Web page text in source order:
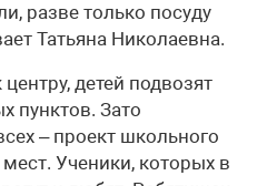
разве только посуду
Татьяна Николаевна.
детей подвозят
пунктов. Зато
– проект школьного
Ученики, которых в